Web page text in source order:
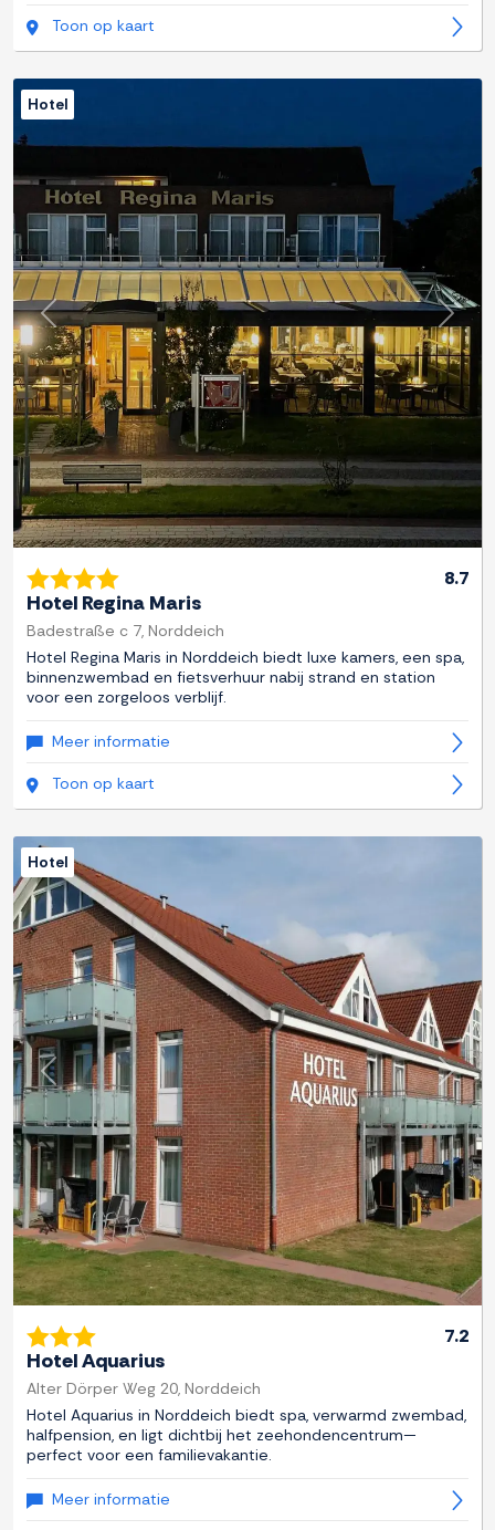
Toon op kaart
Previous Next
Hotel
8.7
Hotel Regina Maris
Badestraße c 7, Norddeich
Hotel Regina Maris in Norddeich biedt luxe kamers, een spa,
binnenzwembad en fietsverhuur nabij strand en station
voor een zorgeloos verblijf.
Meer informatie
Toon op kaart
Previous Next
Hotel
7.2
Hotel Aquarius
Alter Dörper Weg 20, Norddeich
Hotel Aquarius in Norddeich biedt spa, verwarmd zwembad,
halfpension, en ligt dichtbij het zeehondencentrum—
perfect voor een familievakantie.
Meer informatie